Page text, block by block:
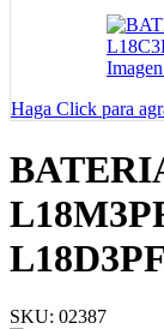
Haga Click para
SKU: 02387